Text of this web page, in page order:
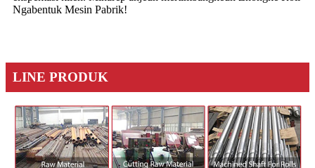
Ngabentuk Mesin Pabrik!
LINE PRODUK